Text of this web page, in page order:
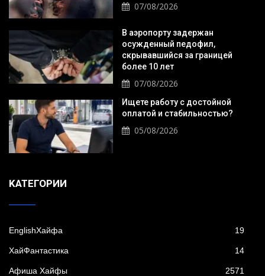
07/08/2026
В аэропорту задержан
осужденный педофил,
скрывавшийся за границей
более 10 лет
07/08/2026
Ищете работу с достойной
оплатой и стабильностью?
05/08/2026
KАТЕГОРИИ
EnglishХайфа 19
XайФантастика 14
Афиша Хайфы 2571